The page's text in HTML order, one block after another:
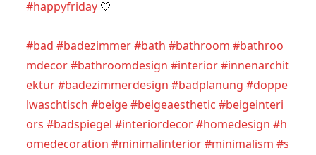
#happyfriday 🤍
#bad #badezimmer#bath #bathroom #bathroo
mdecor#bathroomdesign #interior#innenarchit
ektur#badezimmerdesign #badplanung #doppe
lwaschtisch #beige#beigeaesthetic #beigeinteri
ors #badspiegel #interiordecor#homedesign #h
omedecoration #minimalinterior#minimalism #s